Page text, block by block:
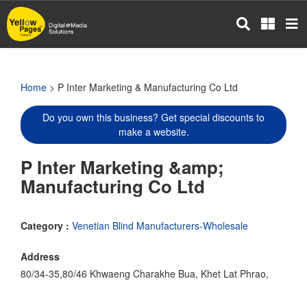
Skip
to
main
Home > P Inter Marketing & Manufacturing Co Ltd
Do you own this business? Get special discounts to
make a website.
P Inter Marketing &amp;
Manufacturing Co Ltd
Category : Venetian Blind Manufacturers-Wholesale
Address
80/34-35,80/46 Khwaeng Charakhe Bua, Khet Lat Phrao,